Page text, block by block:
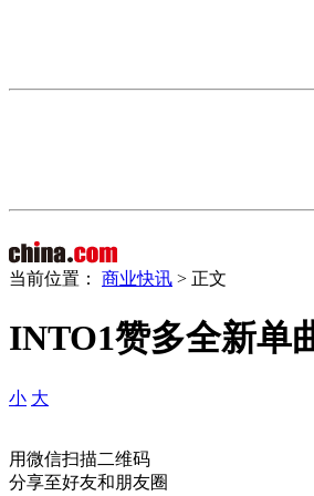
当前位置： 商业快讯 > 正文
INTO1赞多全新单
小 大
用微信扫描二维码
分享至好友和朋友圈